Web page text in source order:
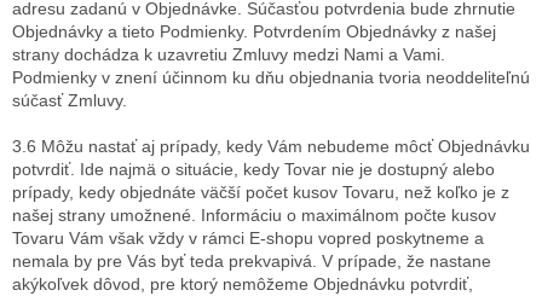
adresu zadanú v Objednávke. Súčasťou potvrdenia bude zhrnutie
Objednávky a tieto Podmienky. Potvrdením Objednávky z našej
strany dochádza k uzavretiu Zmluvy medzi Nami a Vami.
Podmienky v znení účinnom ku dňu objednania tvoria neoddeliteľnú
súčasť Zmluvy.
3.6 Môžu nastať aj prípady, kedy Vám nebudeme môcť Objednávku
potvrdiť. Ide najmä o situácie, kedy Tovar nie je dostupný alebo
prípady, kedy objednáte väčší počet kusov Tovaru, než koľko je z
našej strany umožnené. Informáciu o maximálnom počte kusov
Tovaru Vám však vždy v rámci E-shopu vopred poskytneme a
nemala by pre Vás byť teda prekvapivá. V prípade, že nastane
akýkoľvek dôvod, pre ktorý nemôžeme Objednávku potvrdiť,